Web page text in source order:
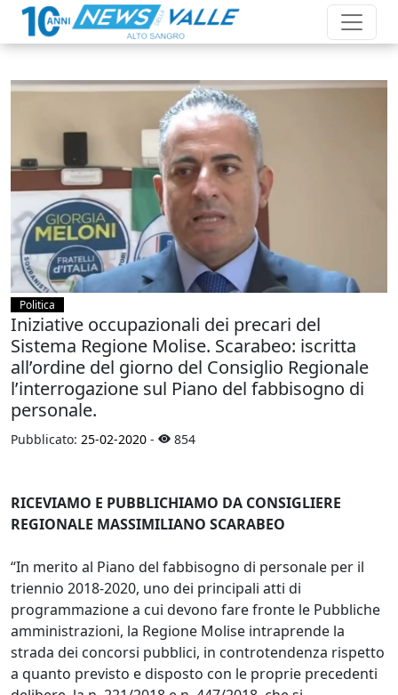
Politica
Iniziative occupazionali dei precari del
Sistema Regione Molise. Scarabeo: iscritta
all’ordine del giorno del Consiglio Regionale
l’interrogazione sul Piano del fabbisogno di
personale.
Pubblicato: 25-02-2020 - 854
RICEVIAMO E PUBBLICHIAMO DA CONSIGLIERE
REGIONALE MASSIMILIANO SCARABEO
“In merito al Piano del fabbisogno di personale per il
triennio 2018-2020, uno dei principali atti di
programmazione a cui devono fare fronte le Pubbliche
amministrazioni, la Regione Molise intraprende la
strada dei concorsi pubblici, in controtendenza rispetto
a quanto previsto e disposto con le proprie precedenti